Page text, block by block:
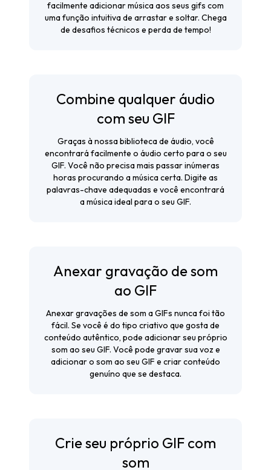
facilmente adicionar música aos seus gifs com
uma função intuitiva de arrastar e soltar. Chega
de desafios técnicos e perda de tempo!
Combine qualquer áudio
com seu GIF
Graças à nossa biblioteca de áudio, você
encontrará facilmente o áudio certo para o seu
GIF. Você não precisa mais passar inúmeras
horas procurando a música certa. Digite as
palavras-chave adequadas e você encontrará
a música ideal para o seu GIF.
Anexar gravação de som
ao GIF
Anexar gravações de som a GIFs nunca foi tão
fácil. Se você é do tipo criativo que gosta de
conteúdo autêntico, pode adicionar seu próprio
som ao seu GIF. Você pode gravar sua voz e
adicionar o som ao seu GIF e criar conteúdo
genuíno que se destaca.
Crie seu próprio GIF com
som